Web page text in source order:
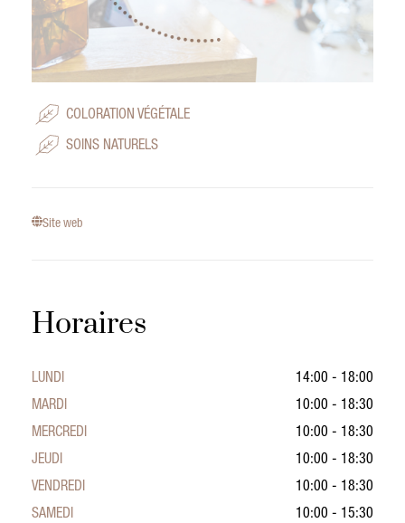
COLORATION VÉGÉTALE
SOINS NATURELS
Site web
Horaires
LUNDI
14:00 - 18:00
MARDI
10:00 - 18:30
MERCREDI
10:00 - 18:30
JEUDI
10:00 - 18:30
VENDREDI
10:00 - 18:30
SAMEDI
10:00 - 15:30